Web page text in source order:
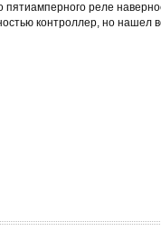
пятиамперного реле
контроллер, но нашел